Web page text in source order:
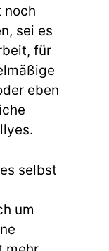
noch
sei es
für
eben
selbst
um